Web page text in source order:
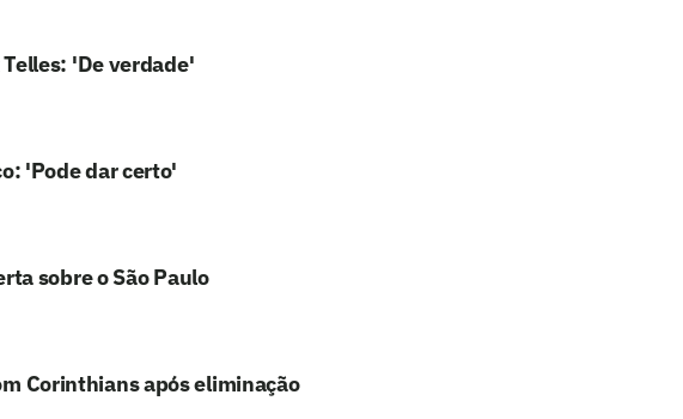
'De verdade'
'Pode dar certo'
sobre o São Paulo
Corinthians após eliminação